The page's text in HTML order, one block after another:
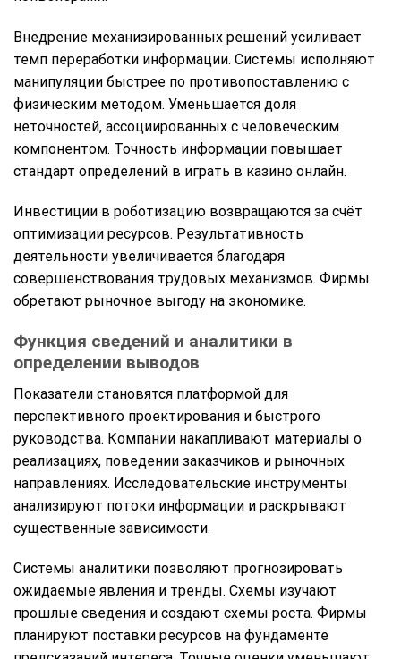
Внедрение механизированных решений усиливает
темп переработки информации. Системы исполняют
манипуляции быстрее по противопоставлению с
физическим методом. Уменьшается доля
неточностей, ассоциированных с человеческим
компонентом. Точность информации повышает
стандарт определений в играть в казино онлайн.
Инвестиции в роботизацию возвращаются за счёт
оптимизации ресурсов. Результативность
деятельности увеличивается благодаря
совершенствования трудовых механизмов. Фирмы
обретают рыночное выгоду на экономике.
Функция сведений и аналитики в
определении выводов
Показатели становятся платформой для
перспективного проектирования и быстрого
руководства. Компании накапливают материалы о
реализациях, поведении заказчиков и рыночных
направлениях. Исследовательские инструменты
анализируют потоки информации и раскрывают
существенные зависимости.
Системы аналитики позволяют прогнозировать
ожидаемые явления и тренды. Схемы изучают
прошлые сведения и создают схемы роста. Фирмы
планируют поставки ресурсов на фундаменте